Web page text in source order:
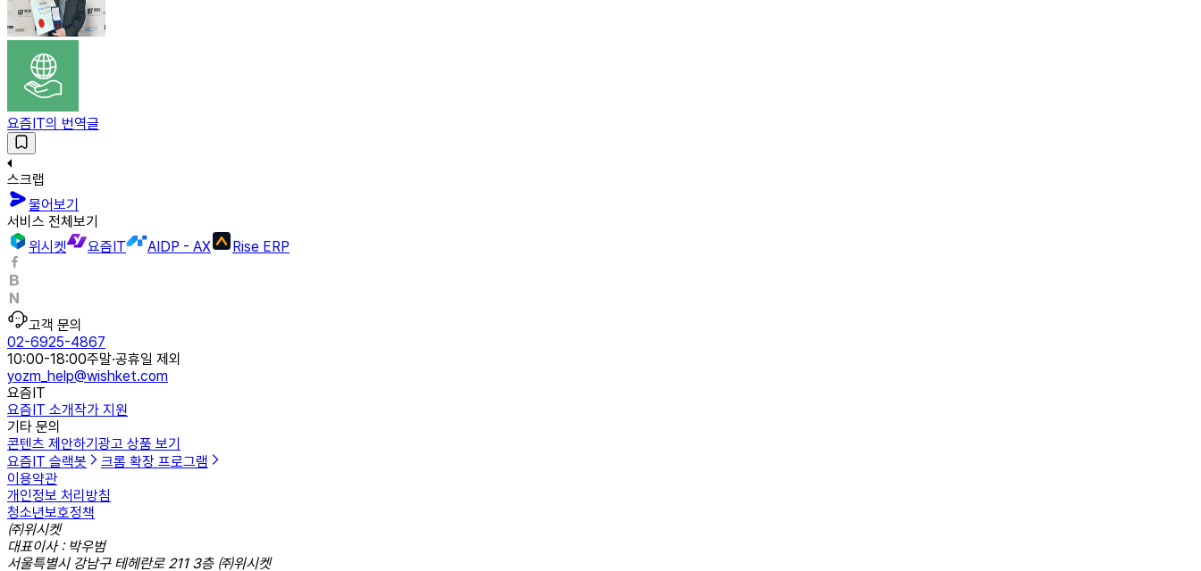
요즘IT의 번역글
스크랩
물어보기
서비스 전체보기
위시켓
요즘IT AIDP - AX Rise ERP
고객 문의
02-6925-4867
10:00-18:00주말·공휴일 제외
yozm_help@wishket.com
요즘IT
요즘IT 소개작가 지원
기타 문의
콘텐츠 제안하기 광고 상품 보기
요즘IT 슬랙봇
크롬 확장 프로그램
이용약관
개인정보 처리방침
청소년보호정책
㈜위시켓
대표이사 : 박우범
서울특별시 강남구 테헤란로 211 3층 ㈜위시켓